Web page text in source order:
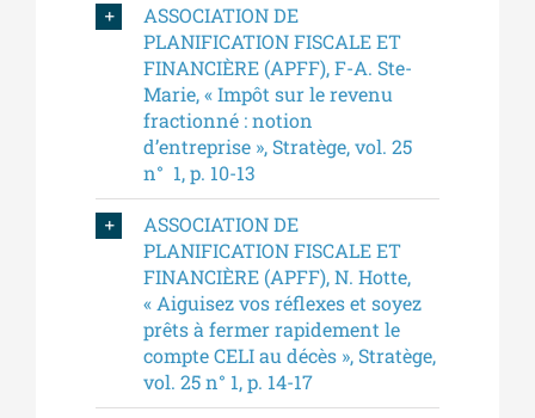
ASSOCIATION DE
PLANIFICATION FISCALE ET
FINANCIÈRE (APFF), F-A. Ste-
Marie, « Impôt sur le revenu
fractionné : notion
d’entreprise », Stratège, vol. 25
n° 1, p. 10-13
ASSOCIATION DE
PLANIFICATION FISCALE ET
FINANCIÈRE (APFF), N. Hotte,
« Aiguisez vos réflexes et soyez
prêts à fermer rapidement le
compte CELI au décès », Stratège,
vol. 25 n° 1, p. 14-17